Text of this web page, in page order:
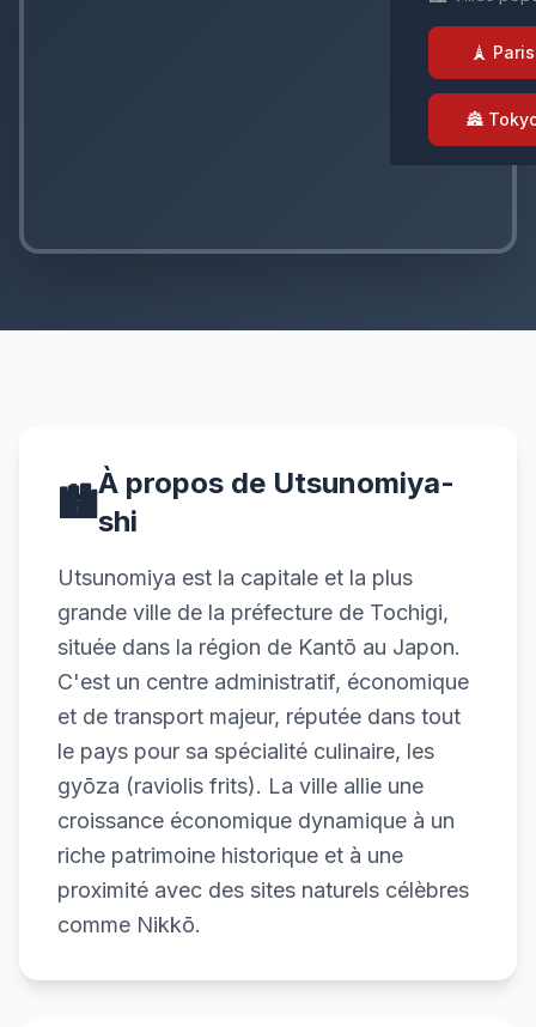
🗼 Paris
🏯
🏙️À propos de Utsunomiya-
shi
Utsunomiya est la capitale et la plus
grande ville de la préfecture de Tochigi,
située dans la région de Kantō au Japon.
C'est un centre administratif, économique
et de transport majeur, réputée dans tout
le pays pour sa spécialité culinaire, les
gyōza (raviolis frits). La ville allie une
croissance économique dynamique à un
riche patrimoine historique et à une
proximité avec des sites naturels célèbres
comme Nikkō.